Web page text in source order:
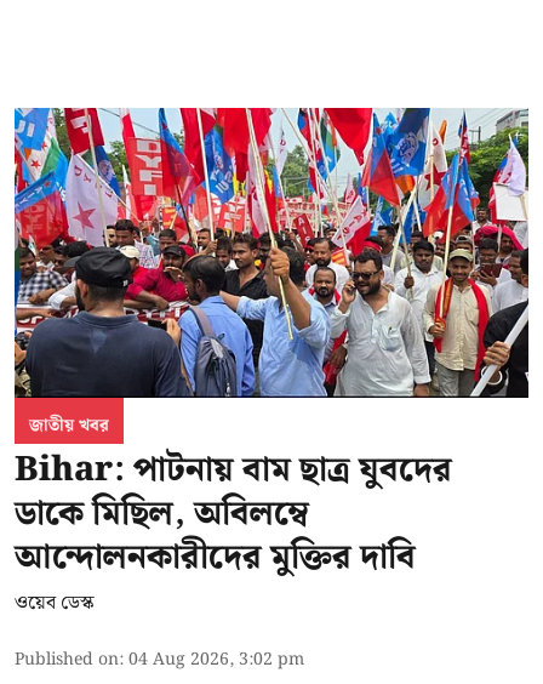
জাতীয় খবর
Bihar: পাটনায় বাম ছাত্র যুবদের
ডাকে মিছিল, অবিলম্বে
আন্দোলনকারীদের মুক্তির দাবি
ওয়েব ডেস্ক
Published on:04 Aug 2026, 3:02 pm